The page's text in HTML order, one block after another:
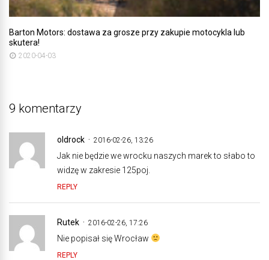
Barton Motors: dostawa za grosze przy zakupie motocykla lub
skutera!
2020-04-03
9 komentarzy
oldrock 2016-02-26, 13:26
Jak nie będzie we wrocku naszych marek to słabo to
widzę w zakresie 125poj.
REPLY
Rutek 2016-02-26, 17:26
Nie popisał się Wrocław
REPLY